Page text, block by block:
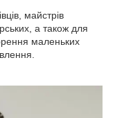
майстрів
а також для
маленьких